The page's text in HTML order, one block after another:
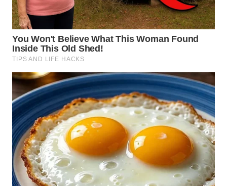
WN
KARO
WN
SIMALUNGUN
WN
LABUHANBATU
WN
TAPANULI
TENGAH
WN DELI
SERDANG